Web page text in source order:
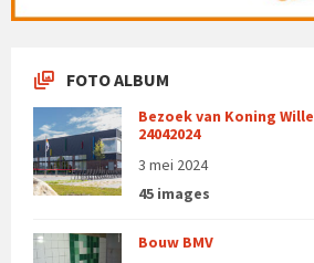
FOTO ALBUM
Bezoek van Koning
24042024
3 mei 2024
45 images
Bouw BMV